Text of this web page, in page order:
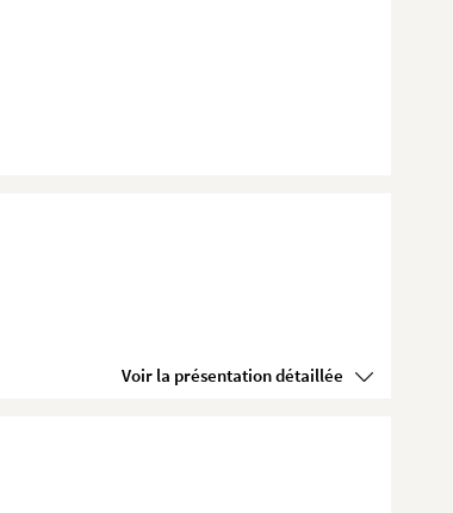
Voir la présentation détaillée